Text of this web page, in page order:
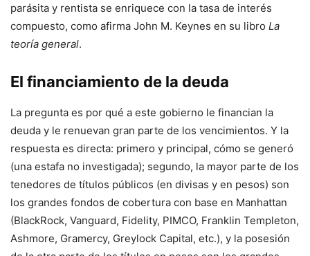
parásita y rentista se enriquece con la tasa de interés
compuesto, como afirma John M. Keynes en su libro La
teoría general.
El financiamiento de la deuda
La pregunta es por qué a este gobierno le financian la
deuda y le renuevan gran parte de los vencimientos. Y la
respuesta es directa: primero y principal, cómo se generó
(una estafa no investigada); segundo, la mayor parte de los
tenedores de títulos públicos (en divisas y en pesos) son
los grandes fondos de cobertura con base en Manhattan
(BlackRock, Vanguard, Fidelity, PIMCO, Franklin Templeton,
Ashmore, Gramercy, Greylock Capital, etc.), y la posesión